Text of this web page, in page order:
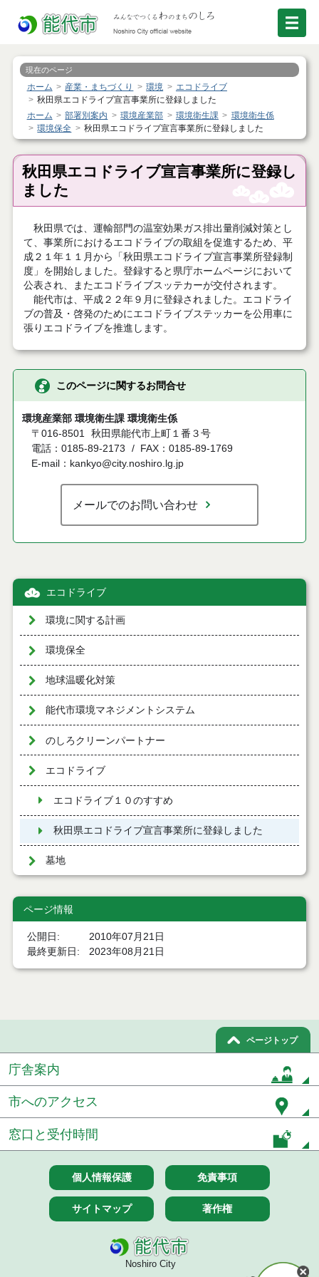
現在のページ
ホーム 産業・まちづくり 環境
エコドライブ
秋田県エコドライブ宣言事業所に登録しました
ホーム
部署別案内 環境産業部 環境衛生課
環境衛生係
環境保全
秋田県エコドライブ宣言事業所に登録しました
秋田県エコドライブ宣言事業所に登録し
ました
秋田県では、運輸部門の温室効果ガス排出量削減対策とし
て、事業所におけるエコドライブの取組を促進するため、平
成２１年１１月から「秋田県エコドライブ宣言事業所登録制
度」を開始しました。登録すると県庁ホームページにおいて
公表され、またエコドライブスッテカーが交付されます。
能代市は、平成２２年９月に登録されました。エコドライ
ブの普及・啓発のためにエコドライブステッカーを公用車に
張りエコドライブを推進します。
このページに関するお問合せ
環境産業部 環境衛生課 環境衛生係
〒016-8501
秋田県能代市上町１番３号
電話：0185-89-2173
FAX：0185-89-1769
E-mail：kankyo@city.noshiro.lg.jp
メールでのお問い合わせ
エコドライブ
環境に関する計画
環境保全
地球温暖化対策
能代市環境マネジメントシステム
のしろクリーンパートナー
エコドライブ
エコドライブ１０のすすめ
秋田県エコドライブ宣言事業所に登録しました
墓地
ページ情報
公開日
2010年07月21日
最終更新日
2023年08月21日
ページトップ
庁舎案内
市へのアクセス
窓口と受付時間
個人情報保護 免責事項
サイトマップ 著作権
Noshiro City